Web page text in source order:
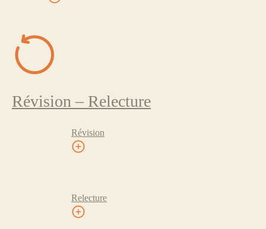
Révision – Relecture
Révision
Relecture